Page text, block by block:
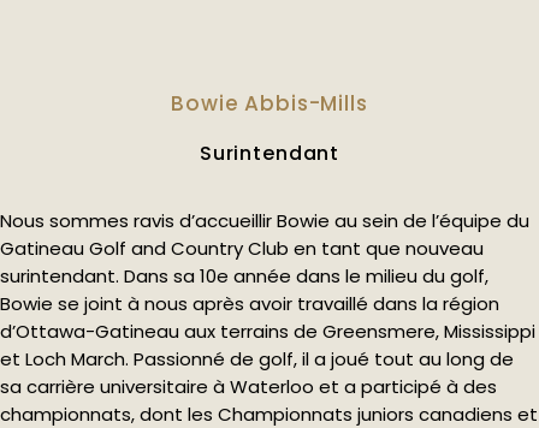
Bowie Abbis-Mills
Surintendant
Nous sommes ravis d’accueillir Bowie au sein de l’équipe du
Gatineau Golf and Country Club en tant que nouveau
surintendant. Dans sa 10e année dans le milieu du golf,
Bowie se joint à nous après avoir travaillé dans la région
d’Ottawa-Gatineau aux terrains de Greensmere, Mississippi
et Loch March. Passionné de golf, il a joué tout au long de
sa carrière universitaire à Waterloo et a participé à des
championnats, dont les Championnats juniors canadiens et